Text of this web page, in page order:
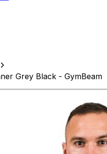
Grey Black - GymBeam